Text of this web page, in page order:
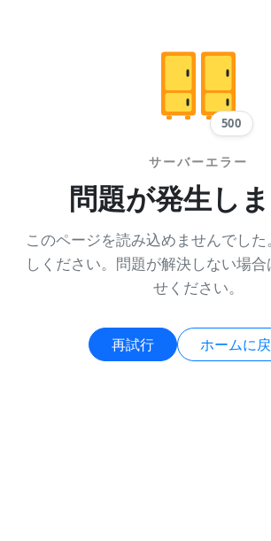
500
サーバーエラー
問題が発生し
このページを読み込めませんでし
しください。問題が解決しない場
せください。
再試行 ホームに